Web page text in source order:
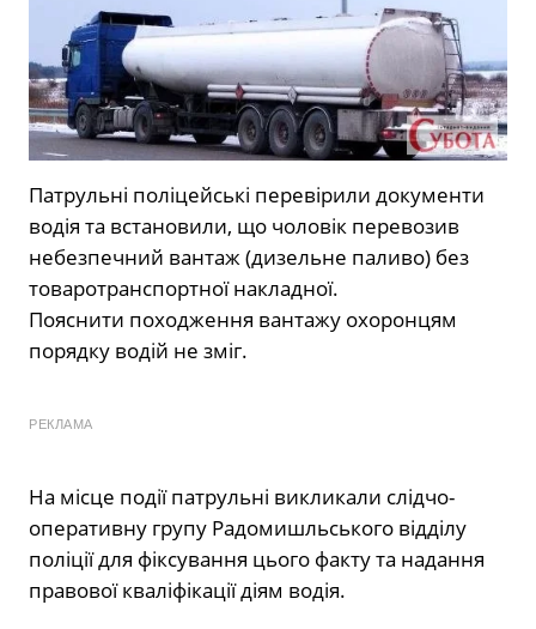
Патрульні поліцейські перевірили документи
водія та встановили, що чоловік перевозив
небезпечний вантаж (дизельне паливо) без
товаротранспортної накладної.
Пояснити походження вантажу охоронцям
порядку водій не зміг.
РЕКЛАМА
На місце події патрульні викликали слідчо-
оперативну групу Радомишльського відділу
поліції для фіксування цього факту та надання
правової кваліфікації діям водія.